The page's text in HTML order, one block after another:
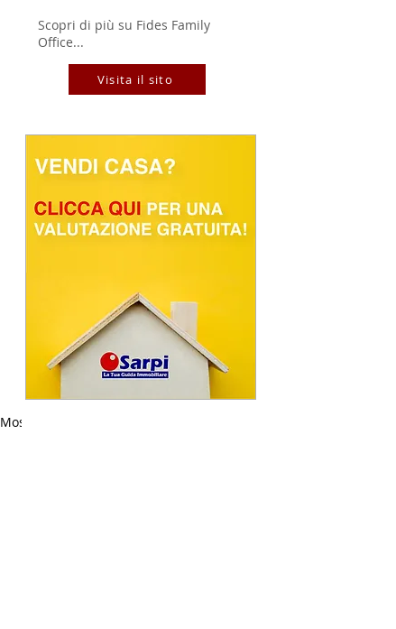
Mostra tutti
Scopri di più su Fides Family
Office...
Visita il sito